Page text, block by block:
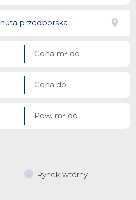
Rynek wtórny